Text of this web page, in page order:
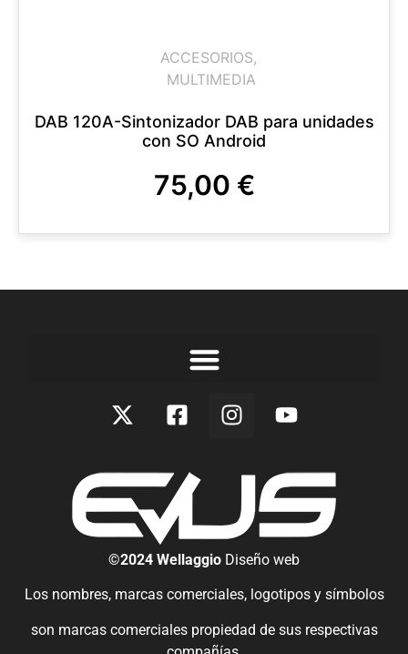
ACCESORIOS,
MULTIMEDIA
DAB 120A-Sintonizador DAB para unidades
con SO Android
75,00 €
©2024 Wellaggio Diseño web
Los nombres, marcas comerciales, logotipos y símbolos
son marcas comerciales propiedad de sus respectivas